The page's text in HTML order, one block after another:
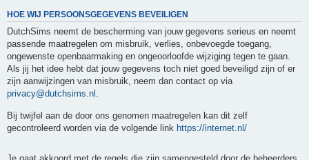
HOE WIJ PERSOONSGEGEVENS BEVEILIGEN
DutchSims neemt de bescherming van jouw gegevens serieus en neemt
passende maatregelen om misbruik, verlies, onbevoegde toegang,
ongewenste openbaarmaking en ongeoorloofde wijziging tegen te gaan.
Als jij het idee hebt dat jouw gegevens toch niet goed beveiligd zijn of er
zijn aanwijzingen van misbruik, neem dan contact op via
privacy@dutchsims.nl .
Bij twijfel aan de door ons genomen maatregelen kan dit zelf
gecontroleerd worden via de volgende link https://internet.nl/